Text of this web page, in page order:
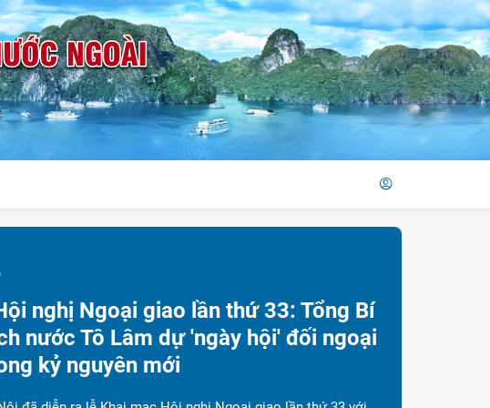
Thực hiện thắng lợi nhiệm vụ trọng yếu,
xuyên của đối ngoại trong kỷ nguyên mới
Trân trọng giới thiệu nội dung bài viết: "Xây dựng Đảng bộ Bộ Ngoại
sạch, vững mạnh, góp phần thực hiện thắng lợi nhiệm vụ trọng yếu,